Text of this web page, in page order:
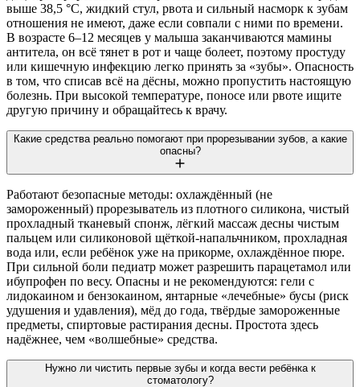
выше 38,5 °C, жидкий стул, рвота и сильный насморк к зубам
отношения не имеют, даже если совпали с ними по времени.
В возрасте 6–12 месяцев у малыша заканчиваются мамины
антитела, он всё тянет в рот и чаще болеет, поэтому простуду
или кишечную инфекцию легко принять за «зубы». Опасность
в том, что списав всё на дёсны, можно пропустить настоящую
болезнь. При высокой температуре, поносе или рвоте ищите
другую причину и обращайтесь к врачу.
Какие средства реально помогают при прорезывании зубов, а какие
опасны?
Работают безопасные методы: охлаждённый (не
замороженный) прорезыватель из плотного силикона, чистый
прохладный тканевый спонж, лёгкий массаж десны чистым
пальцем или силиконовой щёткой-напальчником, прохладная
вода или, если ребёнок уже на прикорме, охлаждённое пюре.
При сильной боли педиатр может разрешить парацетамол или
ибупрофен по весу. Опасны и не рекомендуются: гели с
лидокаином и бензокаином, янтарные «лечебные» бусы (риск
удушения и удавления), мёд до года, твёрдые замороженные
предметы, спиртовые растирания десны. Простота здесь
надёжнее, чем «волшебные» средства.
Нужно ли чистить первые зубы и когда вести ребёнка к
стоматологу?